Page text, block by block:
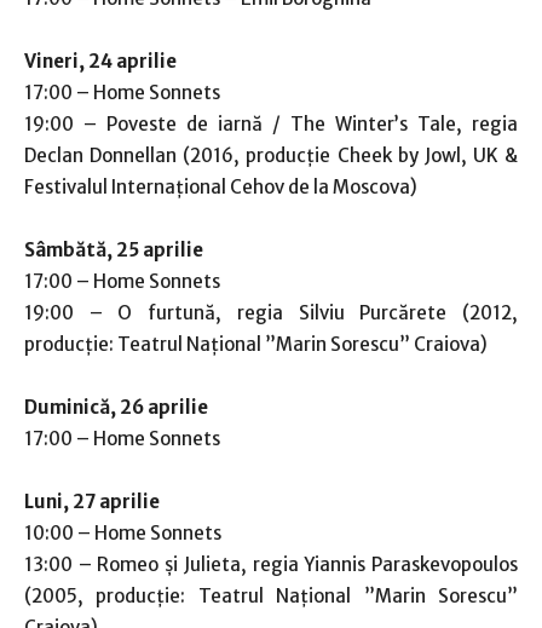
Vineri, 24 aprilie
17:00 – Home Sonnets
19:00 – Poveste de iarnă / The Winter’s Tale, regia
Declan Donnellan (2016, producție Cheek by Jowl, UK &
Festivalul Internaţional Cehov de la Moscova)
Sâmbătă, 25 aprilie
17:00 – Home Sonnets
19:00 – O furtună, regia Silviu Purcărete (2012,
producție: Teatrul Național ”Marin Sorescu” Craiova)
Duminică, 26 aprilie
17:00 – Home Sonnets
Luni, 27 aprilie
10:00 – Home Sonnets
13:00 – Romeo și Julieta, regia Yiannis Paraskevopoulos
(2005, producție: Teatrul Național ”Marin Sorescu”